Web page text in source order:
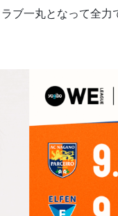
ブ一丸となって全